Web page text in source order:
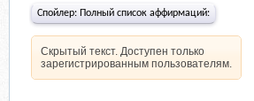
Спойлер: Пoлный списoк aффирмaций:
Скрытый текст. Доступен только
зарегистрированным пользователям.